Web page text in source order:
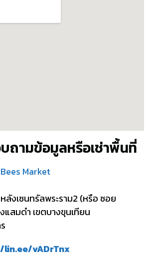
ถามข้อมูลหรือเช่าพื้นที่
Market
ลังเซนทรัลพระราม2 (หรือ ซอย
แสมดำ เขตบางขุนเทียน
vADrTnx